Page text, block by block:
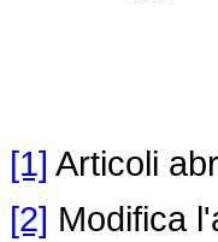
[1] Articoli
[2] Modifica